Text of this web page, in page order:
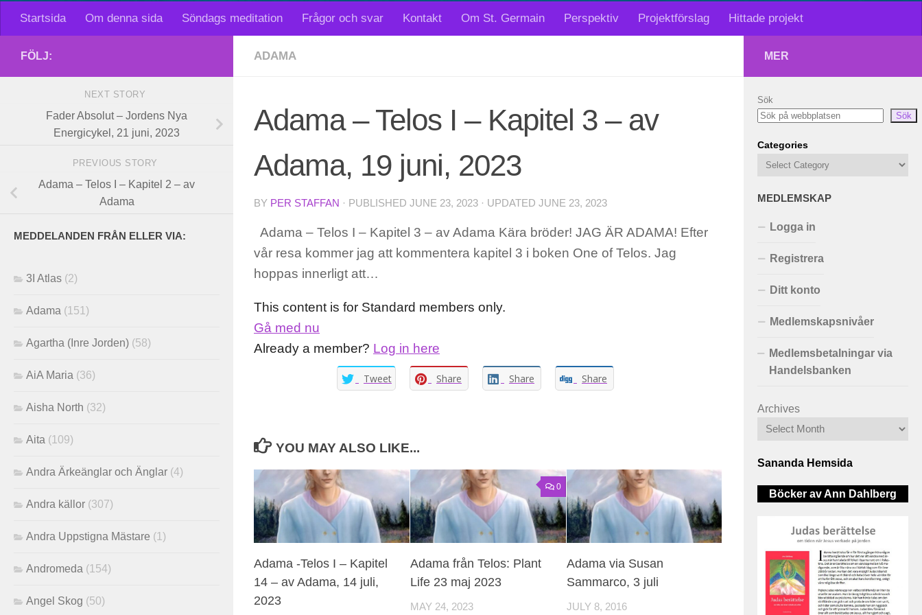
Startsida Om denna sida Söndags meditation Frågor och svar Kontakt Om St. Germain Perspektiv Projektförslag Hittade projekt
ADAMA
Adama – Telos I – Kapitel 3 – av
Adama, 19 juni, 2023
BY PER STAFFAN · PUBLISHED JUNE 23, 2023 · UPDATED JUNE 23, 2023
Adama – Telos I – Kapitel 3 – av Adama Kära bröder! JAG ÄR ADAMA! Efter
vår resa kommer jag att kommentera kapitel 3 i boken One of Telos. Jag
hoppas innerligt att…
This content is for Standard members only.
Gå med nu
Already a member? Log in here
Tweet Share Share Share
YOU MAY ALSO LIKE...
Adama -Telos I – Kapitel
14 – av Adama, 14 juli,
2023
0
Adama från Telos: Plant
Life 23 maj 2023
MAY 24, 2023
Adama via Susan
Sammarco, 3 juli
JULY 8, 2016
FÖLJ:
NEXT STORY
Fader Absolut – Jordens Nya
Energicykel, 21 juni, 2023
PREVIOUS STORY
Adama – Telos I – Kapitel 2 – av
Adama
MEDDELANDEN FRÅN ELLER VIA:
3I Atlas (2)
Adama (151)
Agartha (Inre Jorden) (58)
AiA Maria (36)
Aisha North (32)
Aita (109)
Andra Ärkeänglar och Änglar (4)
Andra källor (307)
Andra Uppstigna Mästare (1)
Andromeda (154)
Angel Skog (50)
MER
Sök
Sök
Categories
MEDLEMSKAP
Logga in
Registrera
Ditt konto
Medlemskapsnivåer
Medlemsbetalningar via
Handelsbanken
Archives
Sananda Hemsida
Böcker av Ann Dahlberg